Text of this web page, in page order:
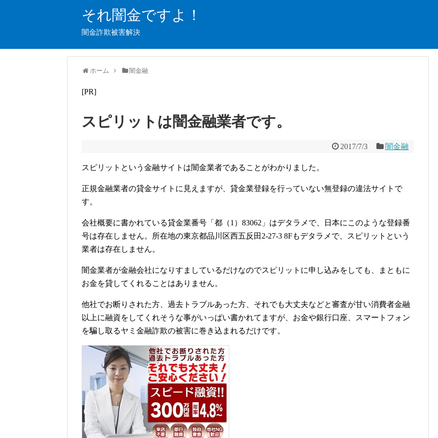
それ闇金ですよ！
闇金詐欺被害解決
ホーム 闇金融
[PR]
スピリットは闇金融業者です。
2017/7/3 闇金融
スピリットという金融サイトは闇金業者であることがわかりました。
正規金融業者の貸金サイトに見えますが、貸金業登録を行っていない無登録の違法サイトで
す。
会社概要に書かれている貸金業番号「都（1）83062」はデタラメで、日本にこのような登録番
号は存在しません。所在地の東京都品川区西五反田2-27-3 8Fもデタラメで、スピリットという
業者は存在しません。
闇金業者が金融会社になりすましているだけなのでスピリットに申し込みをしても、まともに
お金を貸してくれることはありません。
他社でお断りされた方、過去トラブルあった方、それでも大丈夫などと審査が甘い消費者金融
以上に融資をしてくれそうな事がいっぱい書かれてますが、お金や銀行口座、スマートフォン
を騙し取るヤミ金融詐欺の被害に巻き込まれるだけです。